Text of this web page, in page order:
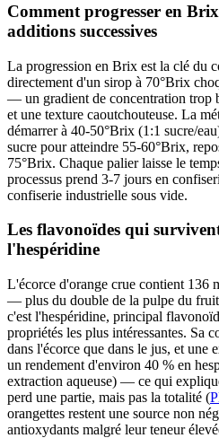
Comment progresser en
additions successives
La progression en Brix est la clé du
directement d'un sirop à 70°Brix
— un gradient de concentration trop
et une texture caoutchouteuse. La
démarrer à 40-50°Brix (1:1 sucre/
sucre pour atteindre 55-60°Brix,
75°Brix. Chaque palier laisse le
processus prend 3-7 jours en
confiserie industrielle sous vide.
Les flavonoïdes qui
l'hespéridine
L'écorce d'orange crue contient 136
— plus du double de la pulpe du
c'est l'hespéridine, principal
propriétés les plus intéressantes. Sa
dans l'écorce que dans le jus, et une
un rendement d'environ 40 % en
extraction aqueuse) — ce qui
perd une partie, mais pas la totalité (
orangettes restent une source non
antioxydants malgré leur teneur